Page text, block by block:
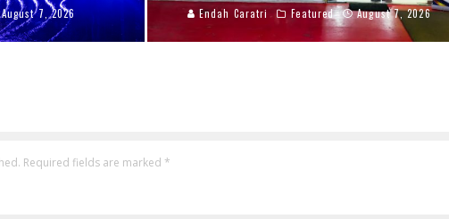
August 7, 2026 Endah Caratri Featured August 7, 2026
Required fields are marked *